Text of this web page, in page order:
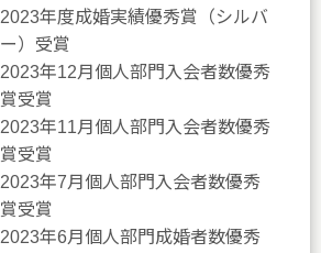
2023年度成婚実績優秀賞（シルバ
ー）受賞
2023年12月個人部門入会者数優秀
賞受賞
2023年11月個人部門入会者数優秀
賞受賞
2023年7月個人部門入会者数優秀
賞受賞
2023年6月個人部門成婚者数優秀